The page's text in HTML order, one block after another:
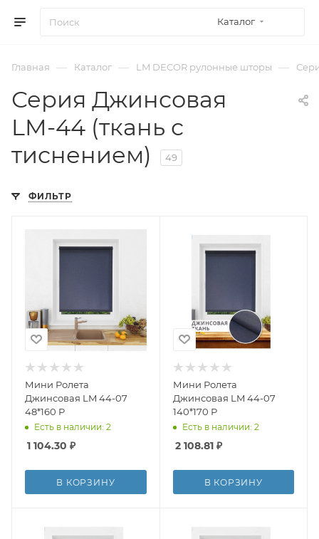
Каталог
Главная — Каталог — LM DECOR рулонные шторы —
Серия Джинсовая
LM-44 (ткань с
тиснением)
49
ФИЛЬТР
Мини Ролета
Джинсовая LM 44-07
48*160 Р
Есть в наличии: 2
1 104.30 ₽
В КОРЗИНУ
Мини Ролета
Джинсовая LM 44-07
140*170 Р
Есть в наличии: 2
2 108.81₽
В КОРЗИНУ